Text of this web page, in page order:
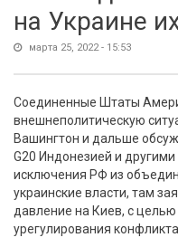
на Украине
марта 25, 2022 - 15:53
Соединенные Штаты
внешнеполитическую
Вашингтон и дальше
G20 Индонезией и
исключения РФ из
украинские власти, там
давление на Киев, с
урегулирования конфликта.